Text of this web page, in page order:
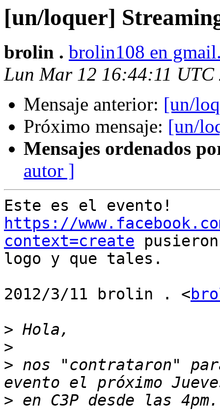
[un/loquer]
brolin . brolin108 en
Lun Mar 12 16:44:11 UTC
Mensaje anterior: [un/
Próximo mensaje: [un/
Mensajes ordenados
autor ]
https://
context=create pusieron
logo y que tales.
2012/3/11 brolin . <
>
>
> nos "contrataron"
> en C3P desde las